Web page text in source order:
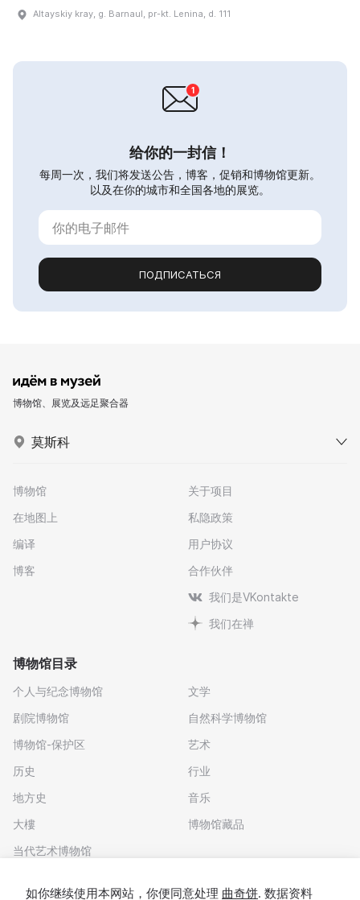
Altayskiy kray, g. Barnaul, pr-kt. Lenina, d. 111
给你的一封信！
每周一次，我们将发送公告，博客，促销和博物馆更新。
以及在你的城市和全国各地的展览。
ПОДПИСАТЬСЯ
博物馆、展览及远足聚合器
莫斯科
博物馆
在地图上
编译
博客
关于项目
私隐政策
用户协议
合作伙伴
我们是VKontakte
我们在禅
博物馆目录
个人与纪念博物馆
剧院博物馆
博物馆-保护区
历史
地方史
大樓
当代艺术博物馆
文学
自然科学博物馆
艺术
行业
音乐
博物馆藏品
如你继续使用本网站，你便同意处理 曲奇饼. 数据资料